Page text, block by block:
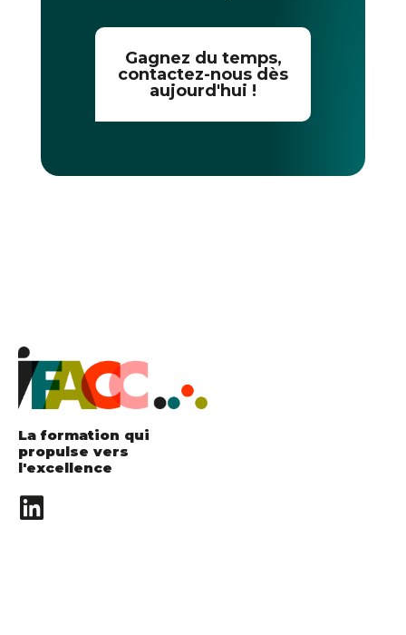
Gagnez du temps,
contactez-nous dès
aujourd'hui !
La formation qui
propulse vers
l'excellence